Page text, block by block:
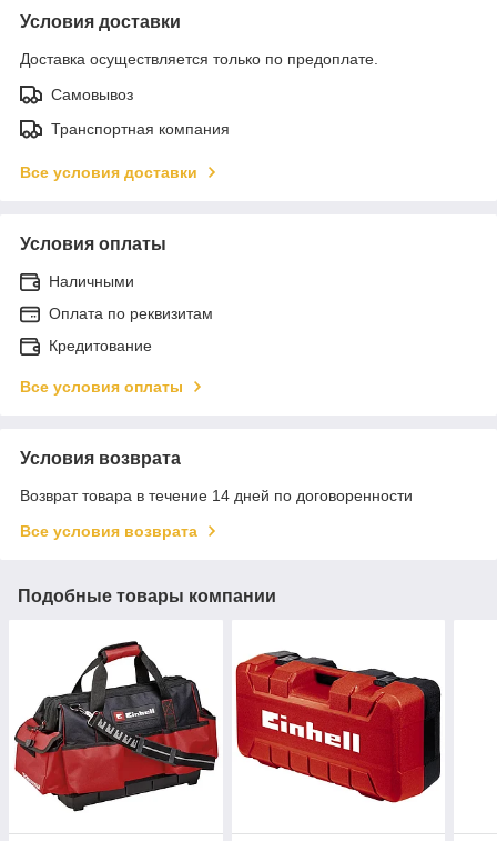
Условия доставки
Доставка осуществляется только по предоплате.
Самовывоз
Транспортная компания
Все условия доставки
Условия оплаты
Наличными
Оплата по реквизитам
Кредитование
Все условия оплаты
Условия возврата
Возврат товара в течение 14 дней по договоренности
Все условия возврата
Подобные товары компании